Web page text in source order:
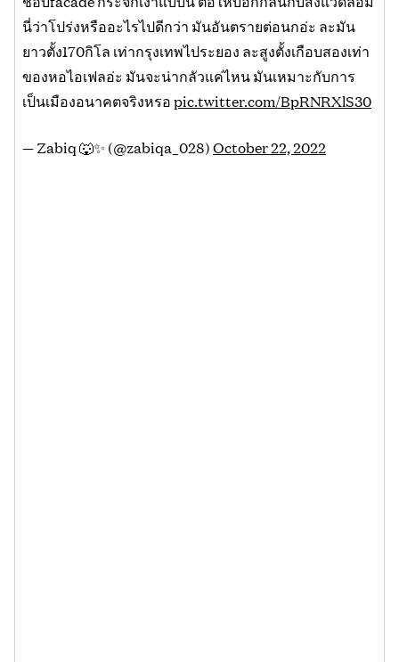
นี่ว่าโปร่งหรืออะไรไปดีกว่า มันอันตรายต่อนกอ่ะ ละมัน
ยาวตั้ง170กิโล เท่ากรุงเทพไประยอง ละสูงตั้งเกือบสองเท่า
ของหอไอเฟลอ่ะ มันจะน่ากลัวแค่ไหน มันเหมาะกับการ
เป็นเมืองอนาคตจริงหรอpic.twitter.com/BpRNRXlS30
— Zabiq 🐺✨ (@zabiqa_028)October 22, 2022